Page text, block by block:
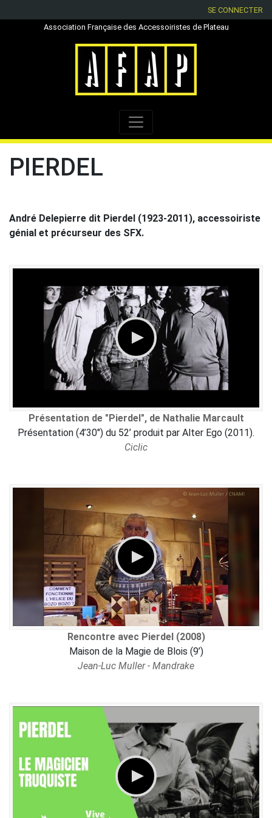
SE CONNECTER
Association Française des Accessoiristes de Plateau
PIERDEL
André Delepierre dit Pierdel (1923-2011), accessoiriste
génial et précurseur des SFX.
Présentation de "Pierdel", de Nathalie Marcault
Présentation (4’30") du 52’ produit par Alter Ego (2011).
Ciclic
Rencontre avec Pierdel (2008)
Maison de la Magie de Blois (9’)
Jean-Luc Muller - Mandrake